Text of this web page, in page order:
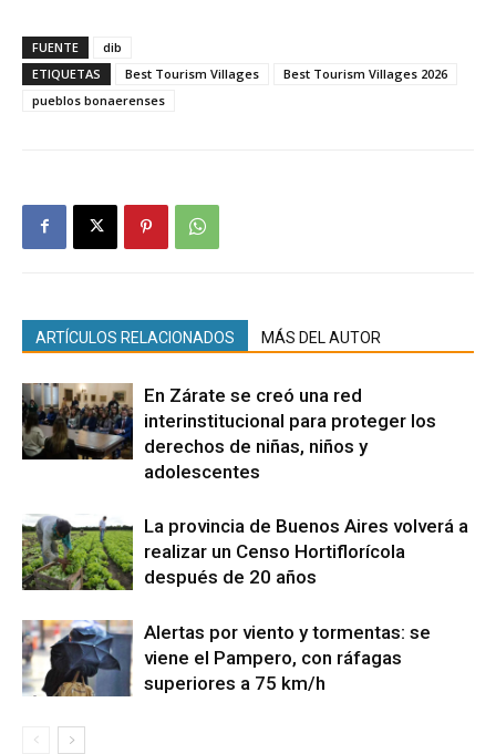
FUENTE
dib
ETIQUETAS
Best Tourism Villages
Best Tourism Villages 2026
pueblos bonaerenses
ARTÍCULOS RELACIONADOS MÁS DEL AUTOR
En Zárate se creó una red
interinstitucional para proteger los
derechos de niñas, niños y
adolescentes
La provincia de Buenos Aires volverá a
realizar un Censo Hortiflorícola
después de 20 años
Alertas por viento y tormentas: se
viene el Pampero, con ráfagas
superiores a 75 km/h